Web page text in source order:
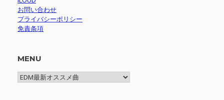
お問い合わせ
プライバシーポリシー
免責条項
MENU
MENU